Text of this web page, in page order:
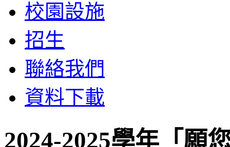
校園設施
招生
聯絡我們
資料下載
2024-2025學年「願